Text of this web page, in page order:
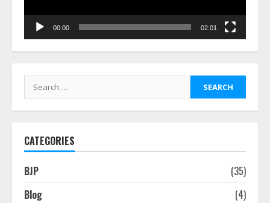
00:00 02:01
Search
for:
CATEGORIES
BJP
(35)
Blog
(4)